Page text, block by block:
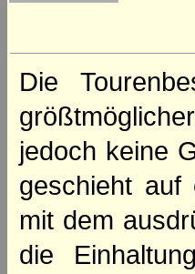
Die
jedoch keine
geschieht auf
mit dem
die